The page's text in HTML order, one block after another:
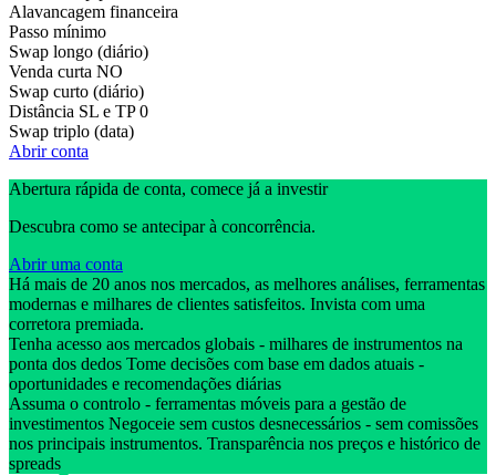
Alavancagem financeira
Passo mínimo
Swap longo (diário)
Venda curta NO
Swap curto (diário)
Distância SL e TP 0
Swap triplo (data)
Abrir conta
Abertura rápida de conta, comece já a investir
Descubra como se antecipar à concorrência.
Abrir uma conta
Há mais de 20 anos nos mercados, as melhores análises, ferramentas
modernas e milhares de clientes satisfeitos. Invista com uma
corretora premiada.
Tenha acesso aos mercados globais - milhares de instrumentos na
ponta dos dedos Tome decisões com base em dados atuais -
oportunidades e recomendações diárias
Assuma o controlo - ferramentas móveis para a gestão de
investimentos Negoceie sem custos desnecessários - sem comissões
nos principais instrumentos. Transparência nos preços e histórico de
spreads